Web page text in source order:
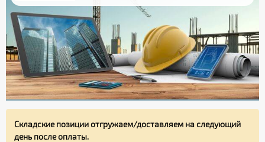
Складские позиции отгружаем/доставляем на следующий
день после оплаты.